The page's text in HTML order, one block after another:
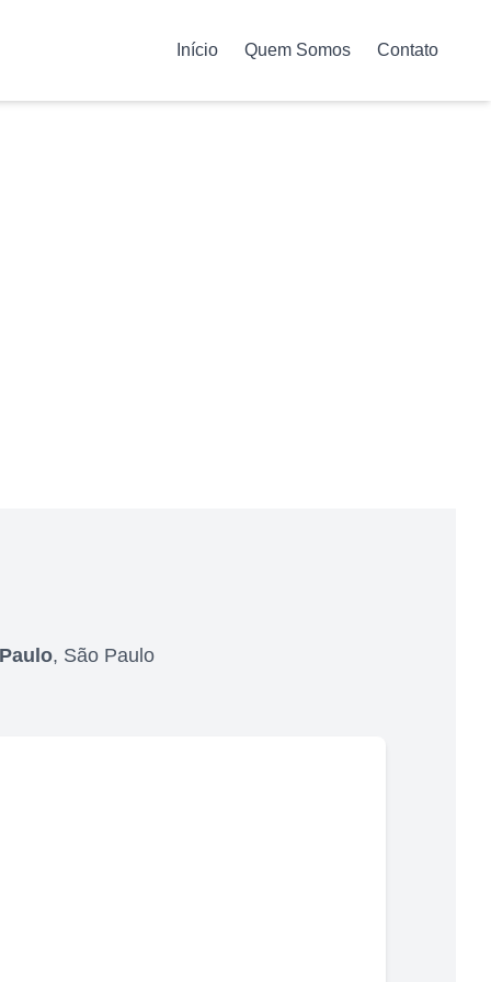
Início Quem Somos Contato
, São Paulo